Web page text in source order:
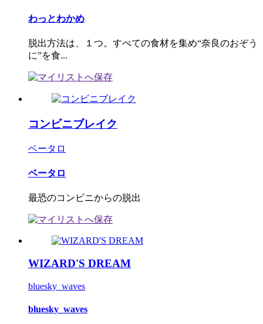
わっとわかめ
脱出方法は、１つ。すべての食材を集め“奈良のおぞう
に”を食...
コンビニブレイク
ベータロ
ベータロ
最恐のコンビニからの脱出
WIZARD'S DREAM
bluesky_waves
bluesky_waves